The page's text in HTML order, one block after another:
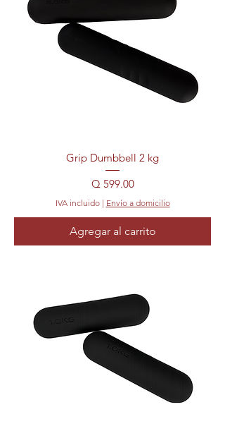
Grip Dumbbell 2 kg
Precio
Q 599.00
IVA incluido| Envío a domicilio
Agregar al carrito